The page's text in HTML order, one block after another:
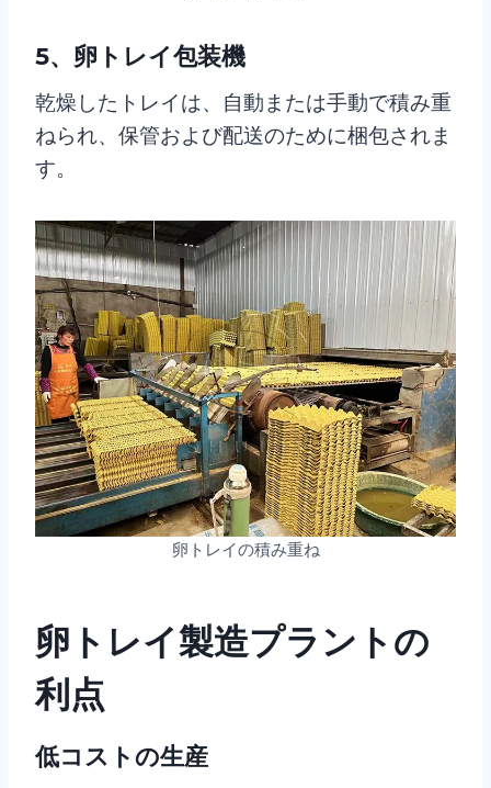
5、卵トレイ包装機
乾燥したトレイは、自動または手動で積み重
ねられ、保管および配送のために梱包されま
す。
卵トレイの積み重ね
卵トレイ製造プラントの
利点
低コストの生産